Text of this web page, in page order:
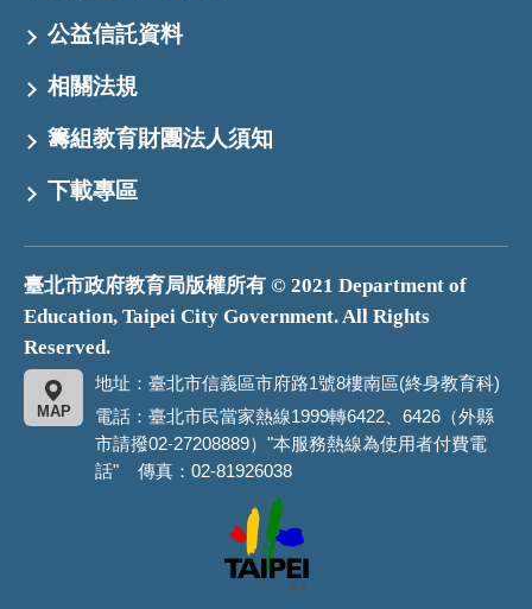
公益信託資料
相關法規
籌組教育財團法人須知
下載專區
臺北市政府教育局版權所有 © 2021 Department of
Education, Taipei City Government. All Rights
Reserved.
地址：臺北市信義區市府路1號8樓南區(終身教育科)
MAP
電話：臺北市民當家熱線1999轉6422、6426（外縣
市請撥02-27208889）"本服務熱線為使用者付費電
話" 傳真：02-81926038
市
政